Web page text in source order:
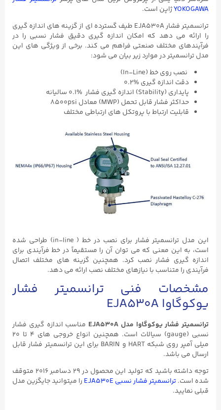
YOKOGAWAژاپن است.
ترانسمیتر فشار EJA530A طیف گسترده ای از گزینه های اندازه گیری
را ارائه می دهد که امکان اندازه گیری دقیق فشار نسبی را در
فرآیندهای مختلف صنعتی فراهم می کند. برخی از ویژگی های این
مدل ترانسمیتر در موارد زیر بیان می شود:
نصب روی خط (In-Line)
دقت اندازه گیری %۰.۲
پایداری (Stability) اندازه گیری فشار %۰.۱ سالیانه
حداکثر فشار قابل تحمل (MWP) معادل 8500psi
قابلیت ارتباط با پروتکل های ارتباطی مختلف
این مدل ترانسمیتر فشار برای نصب در خط ( in-line) طراحی شده
است، به این معنی که می توان آن را مستقیماً در خط فرآیندی برای
اندازه گیری فشار نصب کرد. همچنین گزینه های مختلف اتصال
فرآیندی را متناسب با نیازهای مختلف نصب ارائه می دهد.
مشخصات فنی ترانسمیتر فشار
یوکوگاوا EJA530A
ترانسمیتر فشار یوکوگاوا مدل EJA530A
مناسب اندازه گیری فشار
نسبی (gauge) سیالات است. همچنین انواع خروجی های ۴ تا ۲۰
میلی آمپر روی شبکه HART و BARIN برای این ترانسمیتر فشار قابل
ارسال می باشد.
توجه داشته باشید که تولید این محصول در ۲۹ دسامبر ۲۰۱۶ متوقف
شده است.ترانسمیتر فشار نسبی EJA530E
را میتوانید جایگزین مدل
قبلی نمایید.